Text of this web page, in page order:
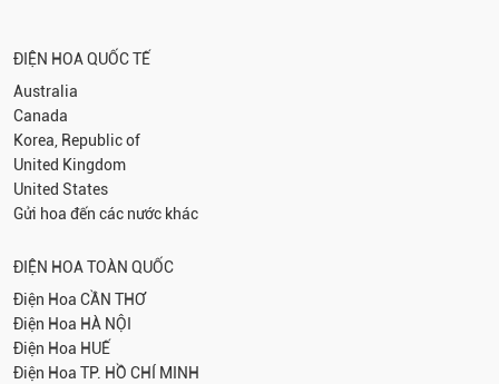
ĐIỆN HOA QUỐC TẾ
Australia
Canada
Korea, Republic of
United Kingdom
United States
Gửi hoa đến các nước khác
ĐIỆN HOA TOÀN QUỐC
Điện Hoa CẦN THƠ
Điện Hoa HÀ NỘI
Điện Hoa HUẾ
Điện Hoa TP. HỒ CHÍ MINH